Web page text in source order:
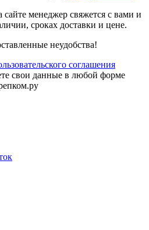
менеджер свяжется с вами и
сроках доставки и цене.
неудобства!
соглашения
свои данные в любой форме